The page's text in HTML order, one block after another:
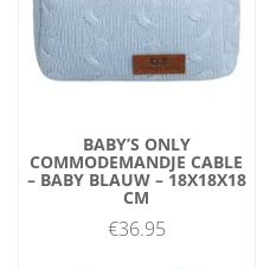
BABY’S ONLY
COMMODEMANDJE CABLE
– BABY BLAUW – 18X18X18
CM
€36.95